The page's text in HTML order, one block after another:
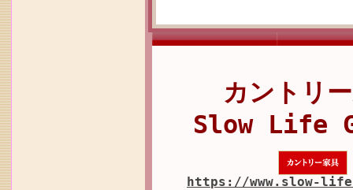
カントリ
Slow Life
https://www.slow-